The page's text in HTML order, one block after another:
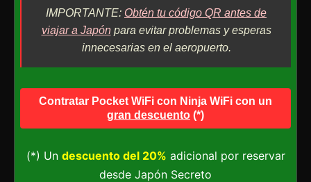
IMPORTANTE: Obtén tu código QR antes de
viajar a Japónpara evitar problemas y esperas
innecesarias en el aeropuerto.
Contratar Pocket WiFi con Ninja WiFi con un
gran descuento (*)
(*) Un descuento del 20% adicional por reservar
desde Japón Secreto